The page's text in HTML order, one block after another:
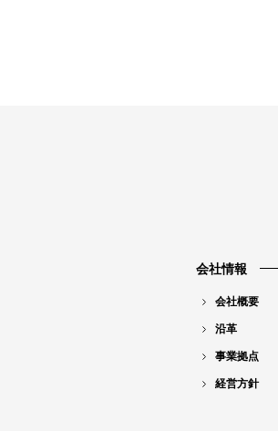
会社情報
会社概要
沿革
事業拠点
経営方針